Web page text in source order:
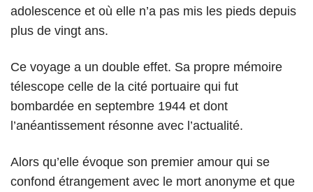
adolescence et où elle n’a pas mis les pieds depuis
plus de vingt ans.
Ce voyage a un double effet. Sa propre mémoire
télescope celle de la cité portuaire qui fut
bombardée en septembre 1944 et dont
l’anéantissement résonne avec l’actualité.
Alors qu’elle évoque son premier amour qui se
confond étrangement avec le mort anonyme et que